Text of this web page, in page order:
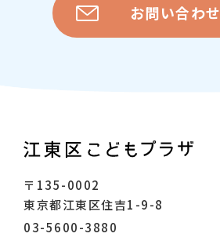
お問い合わせ
〒135-0002
東京都江東区住吉1-9-8
03-5600-3880